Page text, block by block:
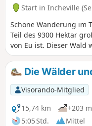
Start in Incheville
Schöne Wanderung im
Teil des 9300 Hektar
von Eu ist. Dieser Wald
der Familie d'Orléans.
Wald, der hauptsächlich
besteht. Auf der
Quesne au loup und am
Auf dem Rückweg
herrlichen Blick auf das
Incheville und das
Die Wälder
Visorando-Mitglied
15,74 km
+203 m
5:05 Std.
Mittel